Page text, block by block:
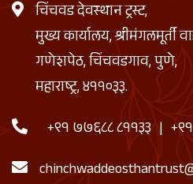
चिंचवड देवस्थान ट्रस्ट,
मुख्य कार्यालय, श्रीमंगलमूर्ती
गणेशपेठ, चिंचवडगाव, पुणे,
महाराष्ट्र, ४११०३३.
+९१ ७७६८८ ८११३३ |